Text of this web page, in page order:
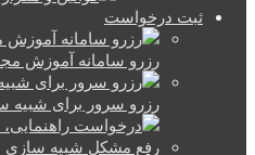
ثبت درخواست
رزرو سامانه آموزش
رزرو سرور برای شبیه